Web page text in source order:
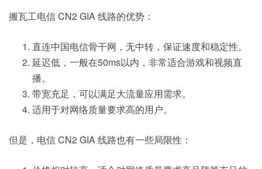
搬瓦工电信 CN2 GIA 线路的优势：
直连中国电信骨干网，无中转，保证速度和稳定性。
延迟低，一般在50ms以内，非常适合游戏和视频直
播。
带宽充足，可以满足大流量应用需求。
适用于对网络质量要求高的用户。
但是，电信 CN2 GIA 线路也有一些局限性：